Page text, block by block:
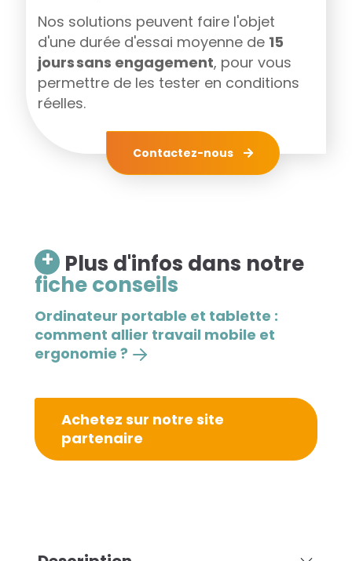
+ Plus d'infos dans notre
fiche conseils
Ordinateur portable et tablette :
comment allier travail mobile et
ergonomie ?
Achetez sur notre site
partenaire
Nos solutions peuvent faire l'objet
d'une durée d'essai moyenne de 15
jours sans engagement, pour vous
permettre de les tester en conditions
réelles.
Contactez-nous